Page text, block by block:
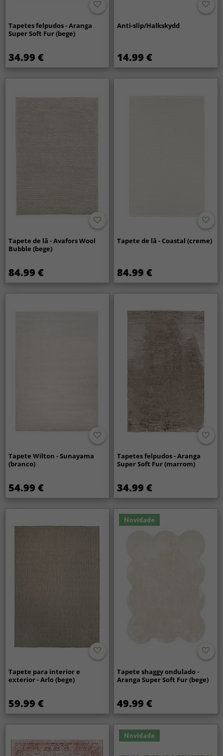
Tapetes felpudos - Aranga
Super Soft Fur (bege)
34.99 €
Anti-slip/Halkskydd
14.99 €
Tapete de lã - Avafors Wool
Bubble (bege)
84.99 €
Tapete de lã - Coastal (creme)
84.99 €
Tapete Wilton - Sunayama
(branco)
54.99 €
Tapetes felpudos - Aranga
Super Soft Fur (marrom)
34.99 €
Tapete para interior e
exterior - Arlo (bege)
59.99 €
Novidade
Tapete shaggy ondulado -
Aranga Super Soft Fur (bege)
49.99 €
Novidade